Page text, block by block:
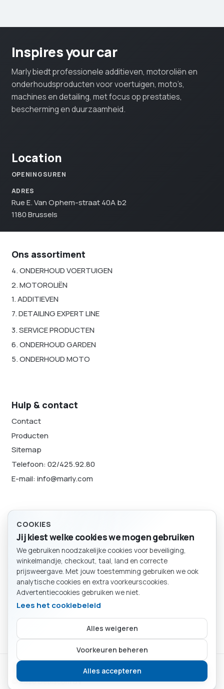
Inspires your car
Marly biedt professionele additieven, motoroliën en
onderhoudsproducten voor voertuigen, moto’s,
machines en detailing, met focus op prestaties,
bescherming en duurzaamheid.
Location
OPENINGSUREN
ADRES
Rue E. Van Ophem-straat 40A b2
1180 Brussels
Ons assortiment
4. ONDERHOUD VOERTUIGEN
2. MOTOROLIËN
1. ADDITIEVEN
7. DETAILING EXPERT LINE
3. SERVICE PRODUCTEN
6. ONDERHOUD GARDEN
5. ONDERHOUD MOTO
Hulp & contact
Contact
Producten
Sitemap
Telefoon: 02/425.92.80
E-mail: info@marly.com
Juridisch
Privacybeleid
Cookievoorkeuren
Sitemap
Particulier Bedrijf
Kies of je als particulier of bedrijf winkelt.
Marly SA
© 2026 Debiscom BV
COOKIES
Jij kiest welke cookies we mogen gebruiken
We gebruiken noodzakelijke cookies voor beveiliging,
winkelmandje, checkout, taal, land en correcte
prijsweergave. Met jouw toestemming gebruiken we ook
analytische cookies en extra voorkeurscookies.
Advertentiecookies gebruiken we niet.
Lees het cookiebeleid
Alles weigeren
Voorkeuren beheren
Alles accepteren
BESTELLING
Winkelmand
Verder winkelen